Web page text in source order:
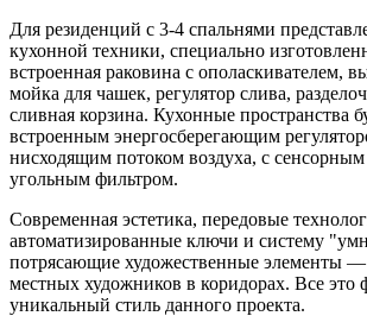
Для резиденций с 3-4 спальнями
кухонной техники, специально
встроенная раковина с ополаскивателем,
мойка для чашек, регулятор слива,
сливная корзина. Кухонные пространства
встроенным энергосберегающим
нисходящим потоком воздуха, с
угольным фильтром.
Современная эстетика, передовые
автоматизированные ключи и систему
потрясающие художественные элементы —
местных художников в коридорах. Все это
уникальный стиль данного проекта.